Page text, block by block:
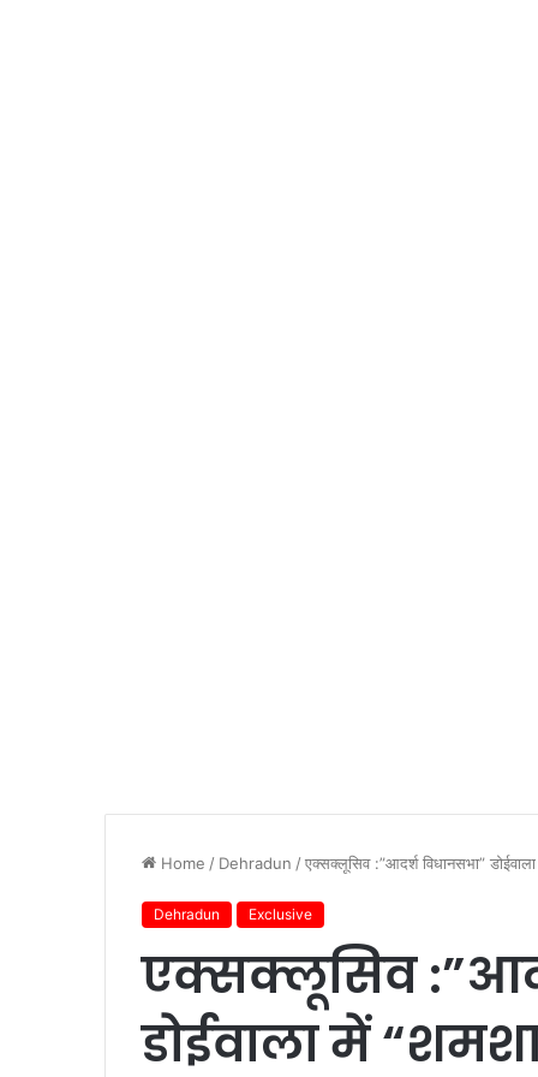
Home / Dehradun /एक्सक्लूसिव :”आदर्श विधानसभा”
Dehradun Exclusive
एक्सक्लूसिव
डोईवाला में